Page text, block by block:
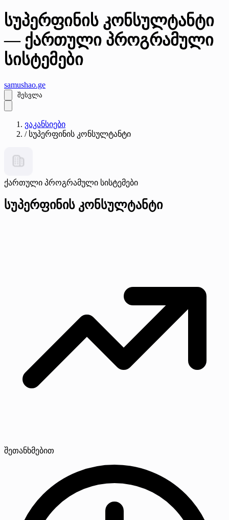
სუპერფინის კონსულტანტი
— ქართული პროგრამული
სისტემები
samushao.ge
შესვლა
ვაკანსიები
/ სუპერფინის კონსულტანტი
ქართული პროგრამული სისტემები
სუპერფინის კონსულტანტი
შეთანხმებით